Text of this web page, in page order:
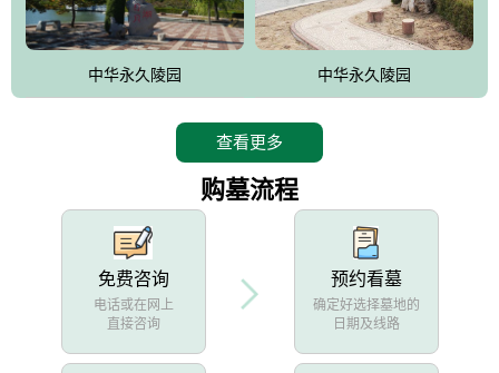
中华永久陵园 中华永久陵园
查看更多
购墓流程
免费咨询
电话或在网上
直接咨询
预约看墓
确定好选择墓地的
日期及线路